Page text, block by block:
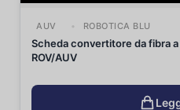
AUV ROBOTICA BLU
Scheda convertitore da fibra
ROV/AUV